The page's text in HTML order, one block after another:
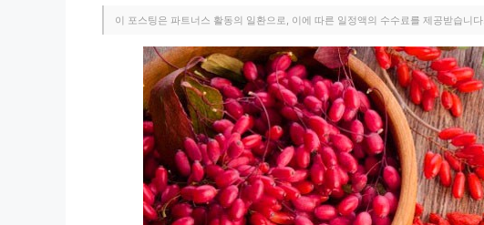
이 포스팅은 파트너스 활동의 일환으로, 이에 따른 일정액의 수수료를 제공받습니다.